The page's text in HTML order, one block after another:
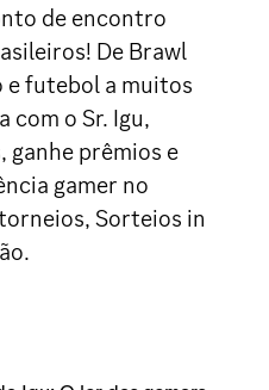
de encontro
De Brawl
e futebol a muitos
com o Sr. Igu,
ganhe prêmios e
gamer no
Sorteios in